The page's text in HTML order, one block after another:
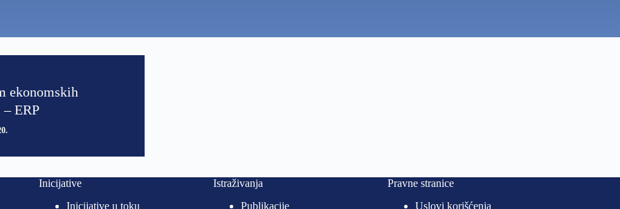
ekonomskih
ERP
Inicijative
Inicijative u toku
Istraživanja
Publikacije
Pravne stranice
Uslovi korišćenja